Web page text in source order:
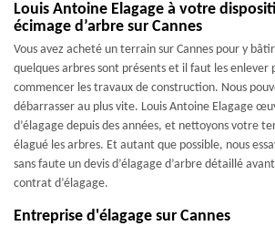
Louis Antoine Elagage à votre
écimage d’arbre sur Cannes
Vous avez acheté un terrain sur Cannes pour y
quelques arbres sont présents et il faut les enlever
commencer les travaux de construction. Nous
débarrasser au plus vite. Louis Antoine Elagage
d’élagage depuis des années, et nettoyons votre
élagué les arbres. Et autant que possible, nous
sans faute un devis d’élagage d’arbre détaillé
contrat d’élagage.
Entreprise d'élagage sur Cannes